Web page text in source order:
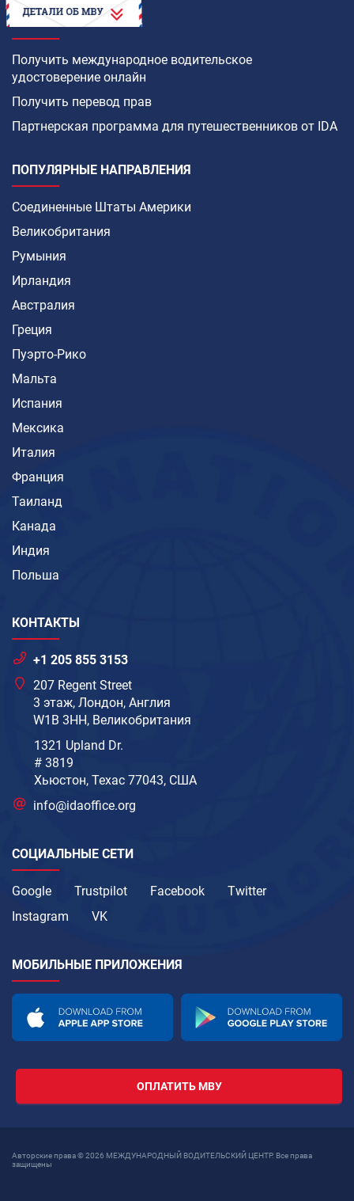
КАК
Получить международное водительское
удостоверение онлайн
Получить перевод прав
Партнерская программа для путешественников от IDA
ПОПУЛЯРНЫЕ НАПРАВЛЕНИЯ
Соединенные Штаты Америки
Великобритания
Румыния
Ирландия
Австралия
Греция
Пуэрто-Рико
Мальта
Испания
Мексика
Италия
Франция
Таиланд
Канада
Индия
Польша
КОНТАКТЫ
+1 205 855 3153
207 Regent Street
3 этаж, Лондон, Англия
W1B 3HH, Великобритания
1321 Upland Dr.
# 3819
Хьюстон, Техас 77043, США
info@idaoffice.org
СОЦИАЛЬНЫЕ СЕТИ
Google Trustpilot Facebook
Twitter
Instagram
VK
МОБИЛЬНЫЕ ПРИЛОЖЕНИЯ
ОПЛАТИТЬ МВУ
Авторские права © 2026 МЕЖДУНАРОДНЫЙ ВОДИТЕЛЬСКИЙ ЦЕНТР. Все права
защищены